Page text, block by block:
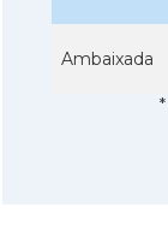
Ambaixada